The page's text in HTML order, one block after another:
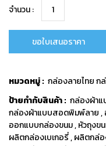
จำนวน :
ขอใบเสนอราคา
หมวดหมู่ : กล่องลายไทย ก
ป้ายกำกับสินค้า : กล่องผ้า
กล่องผ้าแบบสอดพิมพ์ลาย,
ออกแบบกล่องขนม,หัวถุงข
ผลิตกล่องเบเกอรี่,ผลิตกล่อ